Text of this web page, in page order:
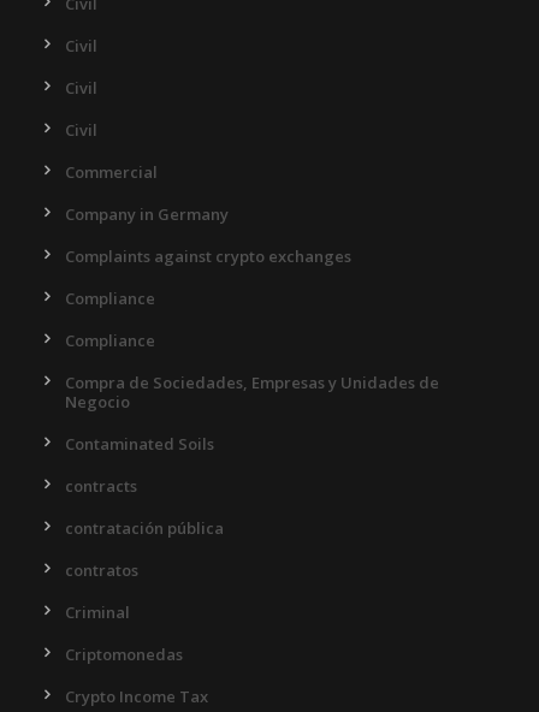
Civil
Civil
Civil
Commercial
Company in Germany
Complaints against crypto exchanges
Compliance
Compliance
Compra de Sociedades, Empresas y Unidades de
Negocio
Contaminated Soils
contracts
contratación pública
contratos
Criminal
Criptomonedas
Crypto Income Tax